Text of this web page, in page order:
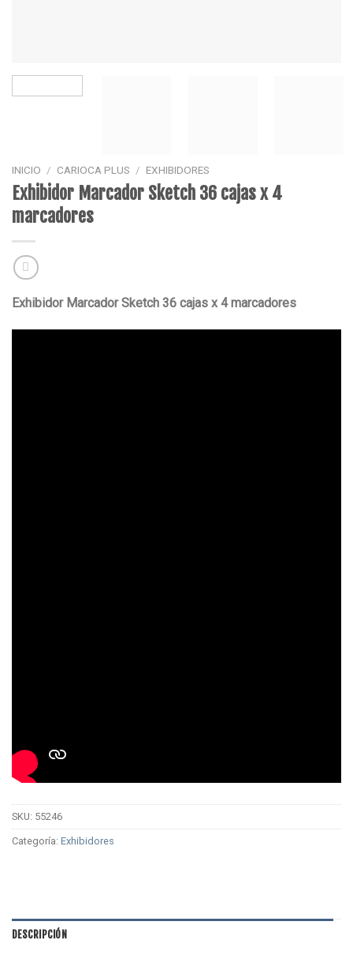
INICIO / CARIOCA PLUS / EXHIBIDORES
Exhibidor Marcador Sketch 36 cajas x 4
marcadores
Exhibidor Marcador Sketch 36 cajas x 4 marcadores
SKU: 55246
Categoría: Exhibidores
DESCRIPCIÓN